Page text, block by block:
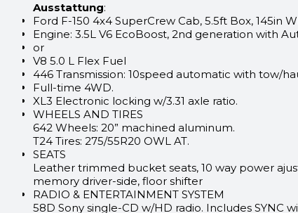
Ausstattung:
Ford F-150 4x4 SuperCrew Cab, 5.5ft Box, 145in
Engine: 3.5L V6 EcoBoost, 2nd generation with
or
V8 5.0 L Flex Fuel
446 Transmission: 10speed automatic with tow/
Full-time 4WD.
XL3 Electronic locking w/3.31 axle ratio.
WHEELS AND TIRES
642 Wheels: 20” machined aluminum.
T24 Tires: 275/55R20 OWL AT.
SEATS
Leather trimmed bucket seats, 10 way power
memory driver-side, floor shifter
RADIO & ENTERTAINMENT SYSTEM
58D Sony single-CD w/HD radio. Includes SYNC